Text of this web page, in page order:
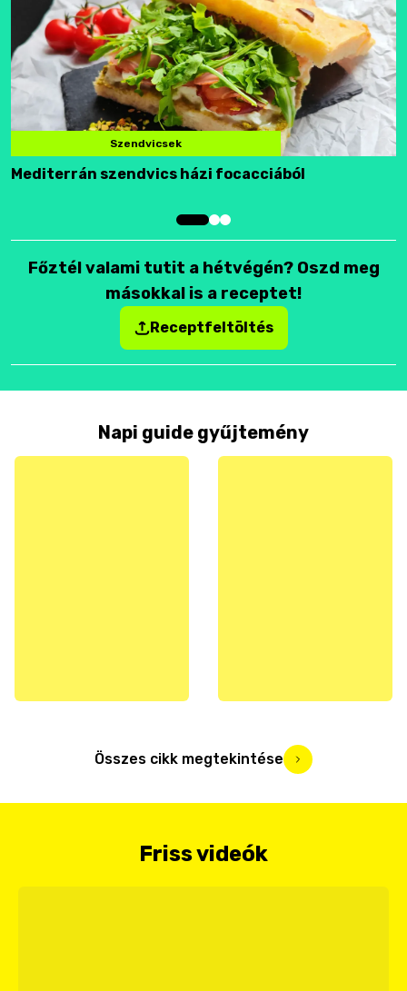
Szendvicsek
Mediterrán szendvics házi focacciából
Főztél valami tutit a hétvégén? Oszd meg
másokkal is a receptet!
Receptfeltöltés
Napi guide gyűjtemény
Összes cikk megtekintése
Friss videók